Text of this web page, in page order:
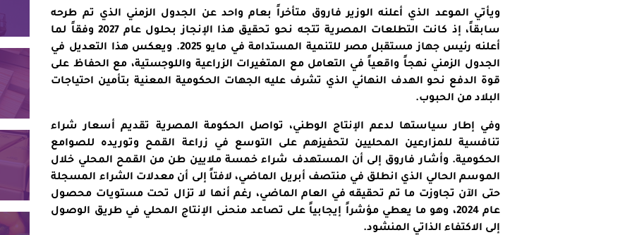
ويأتي الموعد الذي أعلنه الوزير فاروق متأخراً بعام واحد عن الجدول الزمني الذي تم طرحه
سابقاً، إذ كانت التطلعات المصرية تتجه نحو تحقيق هذا الإنجاز بحلول عام 2027 وفقاً لما
أعلنه رئيس جهاز مستقبل مصر للتنمية المستدامة في مايو 2025. ويعكس هذا التعديل في
الجدول الزمني نهجاً واقعياً في التعامل مع المتغيرات الزراعية واللوجستية، مع الحفاظ على
قوة الدفع نحو الهدف النهائي الذي تشرف عليه الجهات الحكومية المعنية بتأمين احتياجات
البلاد من الحبوب.
وفي إطار سياستها لدعم الإنتاج الوطني، تواصل الحكومة المصرية تقديم أسعار شراء
تنافسية للمزارعين المحليين لتحفيزهم على التوسع في زراعة القمح وتوريده للصوامع
الحكومية. وأشار فاروق إلى أن المستهدف شراء خمسة ملايين طن من القمح المحلي خلال
الموسم الحالي الذي انطلق في منتصف أبريل الماضي، لافتاً إلى أن معدلات الشراء المسجلة
حتى الآن تجاوزت ما تم تحقيقه في العام الماضي، رغم أنها لا تزال تحت مستويات محصول
عام 2024، وهو ما يعطي مؤشراً إيجابياً على تصاعد منحنى الإنتاج المحلي في طريق الوصول
إلى الاكتفاء الذاتي المنشود.